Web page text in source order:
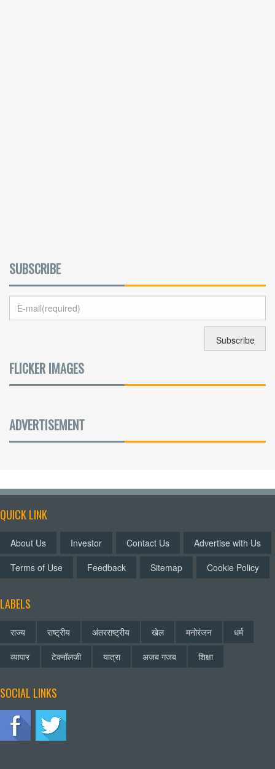
SUBSCRIBE
FLICKER IMAGES
ADVERTISEMENT
QUICK LINK
About Us Investor Contact Us
Advertise with Us
Terms of Use
Feedback Sitemap Cookie Policy
LABELS
राज्य राष्ट्रीय अंतरराष्ट्रीय खेल मनोरंजन
धर्म
व्यापार
टेक्नॉलजी यात्रा अजब गजब शिक्षा
SOCIAL LINKS